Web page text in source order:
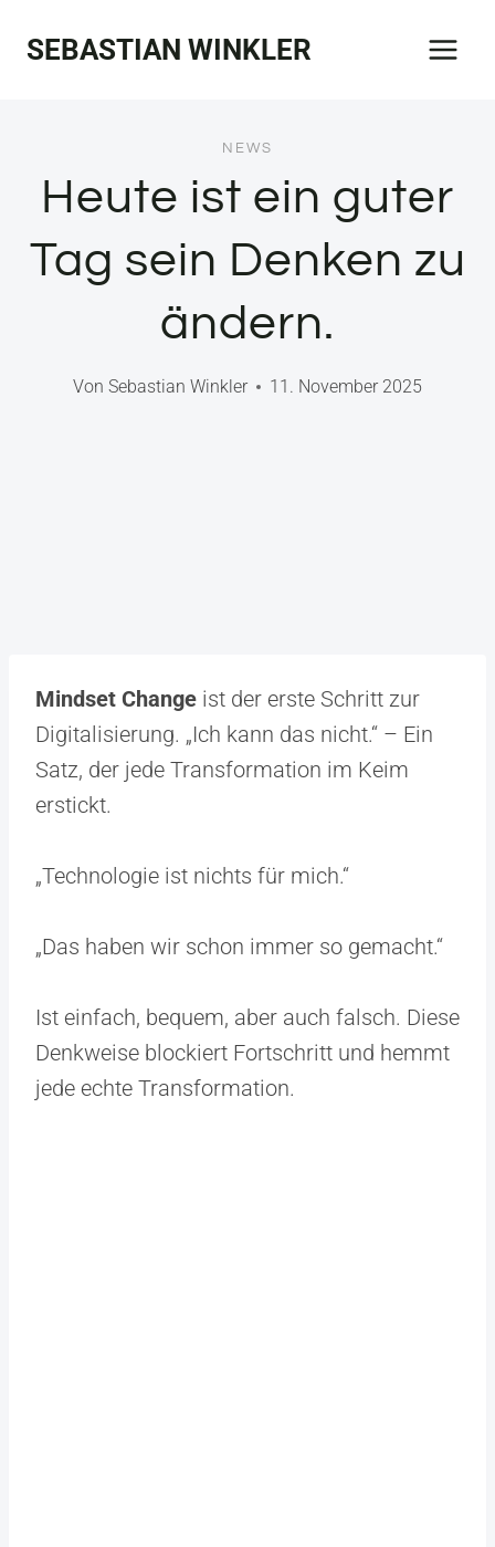
InhaltSEBASTIAN WINKLER
NEWS
Heute ist ein guter
Tag sein Denken zu
ändern.
Von Sebastian Winkler 11. November 2025
Mindset Change ist der erste Schritt zur
Digitalisierung. „Ich kann das nicht.“ – Ein
Satz, der jede Transformation im Keim
erstickt.
„Technologie ist nichts für mich.“
„Das haben wir schon immer so gemacht.“
Ist einfach, bequem, aber auch falsch. Diese
Denkweise blockiert Fortschritt und hemmt
jede echte Transformation.